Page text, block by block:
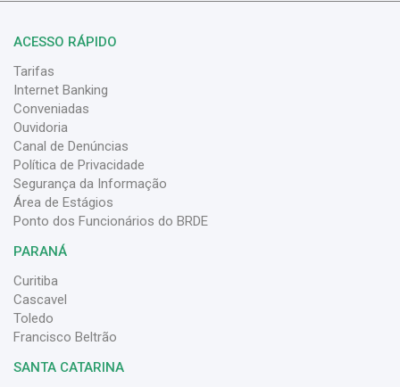
ACESSO RÁPIDO
Tarifas
Internet Banking
Conveniadas
Ouvidoria
Canal de Denúncias
Política de Privacidade
Segurança da Informação
Área de Estágios
Ponto dos Funcionários do BRDE
PARANÁ
Curitiba
Cascavel
Toledo
Francisco Beltrão
SANTA CATARINA